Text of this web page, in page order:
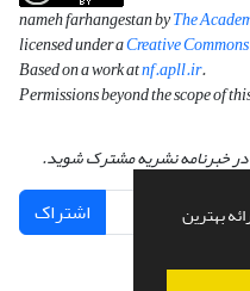
بهترین
nameh farhangestan byThe
licensed under aCreative
Based on a work atnf.apll.ir.
Permissions beyond the scope of
در خبرنامه نشریه مشترک شوید.
اشتراک